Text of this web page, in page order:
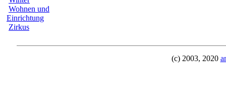
Wohnen und
Einrichtung
Zirkus
(c) 2003, 2020